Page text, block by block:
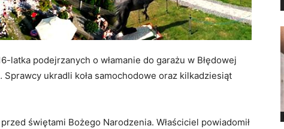
latka podejrzanych o włamanie do garażu w Błędowej
ukradli koła samochodowe oraz kilkadziesiąt
świętami Bożego Narodzenia. Właściciel powiadomił